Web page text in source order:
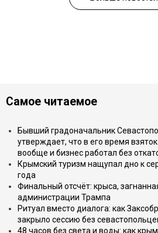
Самое читаемое
Бывший градоначальник
утверждает, что в его время
вообще и бизнес работал без
Крымский туризм нащупал дно к
года
Финальный отсчёт: крыса,
администрации Трампа
Ритуал вместо диалога: как
закрыло сессию без
48 часов без света и воды: как